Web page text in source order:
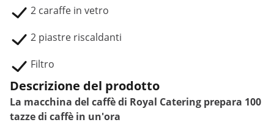
2 caraffe in vetro
2 piastre riscaldanti
Filtro
Descrizione del prodotto
La macchina del caffè di Royal Catering prepara 100
tazze di caffè in un'ora